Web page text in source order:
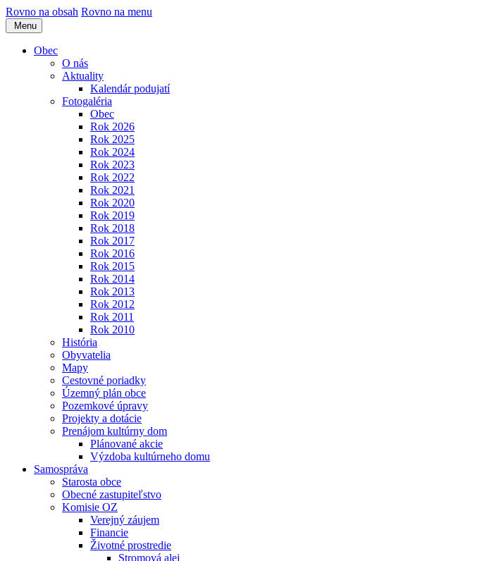
Rovno na obsah Rovno na menu
Menu
Obec
O nás
Aktuality
Kalendár podujatí
Fotogaléria
Obec
Rok 2026
Rok 2025
Rok 2024
Rok 2023
Rok 2022
Rok 2021
Rok 2020
Rok 2019
Rok 2018
Rok 2017
Rok 2016
Rok 2015
Rok 2014
Rok 2013
Rok 2012
Rok 2011
Rok 2010
História
Obyvatelia
Mapy
Cestovné poriadky
Územný plán obce
Pozemkové úpravy
Projekty a dotácie
Prenájom kultúrny dom
Plánované akcie
Výzdoba kultúrneho domu
Samospráva
Starosta obce
Obecné zastupiteľstvo
Komisie OZ
Verejný záujem
Financie
Životné prostredie
Stromová alej